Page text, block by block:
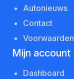
Autonieuws
Contact
Voorwaarden
Mijn account
Dashboard